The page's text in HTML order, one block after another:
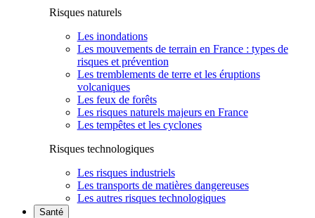
Risques naturels
Les inondations
Les mouvements de terrain en France : types de
risques et prévention
Les tremblements de terre et les éruptions
volcaniques
Les feux de forêts
Les risques naturels majeurs en France
Les tempêtes et les cyclones
Risques technologiques
Les risques industriels
Les transports de matières dangereuses
Les autres risques technologiques
Santé